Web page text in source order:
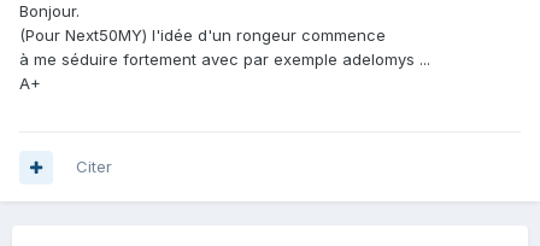
Bonjour.
(Pour Next50MY) l'idée d'un rongeur commence
à me séduire fortement avec par exemple adelomys ...
A+
Citer